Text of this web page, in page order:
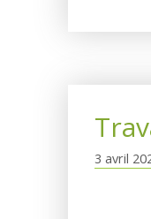
3 avril